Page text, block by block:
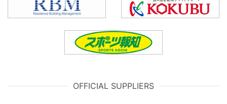
OFFICIAL SUPPLIERS